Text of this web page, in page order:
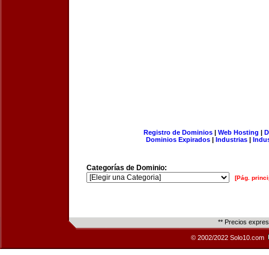
Registro de Dominios| Web Hosting |
Dominios Expirados | Industrias |
Categorías de Dominio:
[Pág.
** Precios
© 2002/2022 Solo10.com